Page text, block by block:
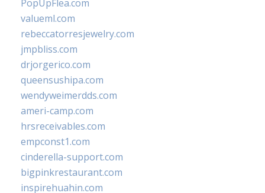
PopUpFlea.com
valueml.com
rebeccatorresjewelry.com
jmpbliss.com
drjorgerico.com
queensushipa.com
wendyweimerdds.com
ameri-camp.com
hrsreceivables.com
empconst1.com
cinderella-support.com
bigpinkrestaurant.com
inspirehuahin.com